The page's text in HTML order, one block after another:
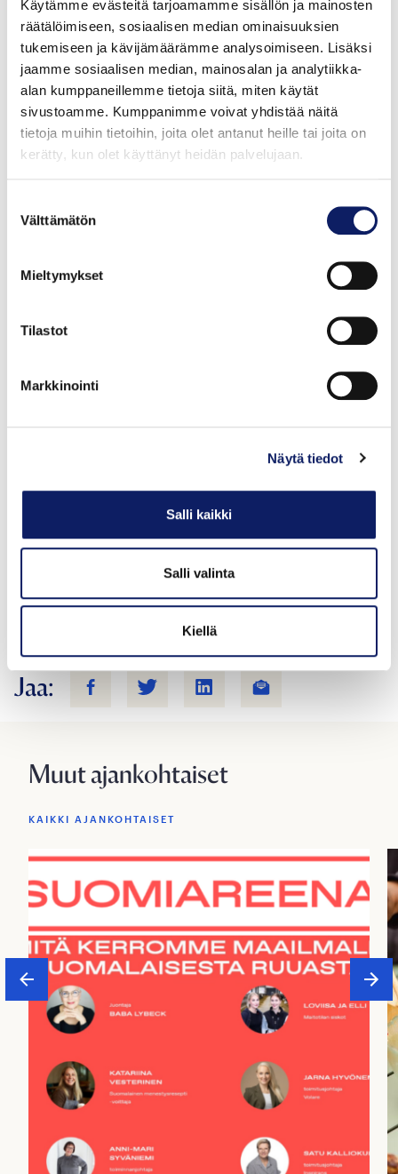
Käytämme evästeitä tarjoamamme sisällön ja mainosten
räätälöimiseen, sosiaalisen median ominaisuuksien
tukemiseen ja kävijämäärämme analysoimiseen. Lisäksi
jaamme sosiaalisen median, mainosalan ja analytiikka-
alan kumppaneillemme tietoja siitä, miten käytät
sivustoamme. Kumppanimme voivat yhdistää näitä
tietoja muihin tietoihin, joita olet antanut heille tai joita on
kerätty, kun olet käyttänyt heidän palvelujaan.
valinta
Välttämätön
Mieltymykset
Tilastot
Markkinointi
Näytä tiedot
Salli kaikki
Salli valinta
Kiellä
ja arvostuksen perusta on systemaattinen työ, jota
tehdään joka päivä maatiloilla ja yrityksissä läpi koko
ruokaketjun.
– Hyvää Suomesta -merkki on ruokaketjun
pitkäjänteisen yhteistyön tulos, ja olemme iloisia, että
voimme tehdä työtä ikonisen merkin eteen yhdessä
tunnistavat, ja jota he arvostavat. Se on ainutlaatuista,
iloitsee.
kriteerit, ja säännölliset riippumattoman tahon
dokumentoidun työn ja läpinäkyvyyden.
Lisätietoja: Anni-Mari Syväniemi, 050 511 8909, anni-
Taloustutkimuksen toteuttamassatutkimuksessa
kuluttajat antavat tuntemilleen brändeille arvosanan
siitä, kuinka paljon he kyseistä brändiä arvostavat.
parhaan joukkoon sijoittuivat Hyvää Suomesta -merkin
lisäksi ABLOY, Fiskars, LEGO ja Joutsenmerkki.
Jaa:
Muut ajankohtaiset
KAIKKI AJANKOHTAISET